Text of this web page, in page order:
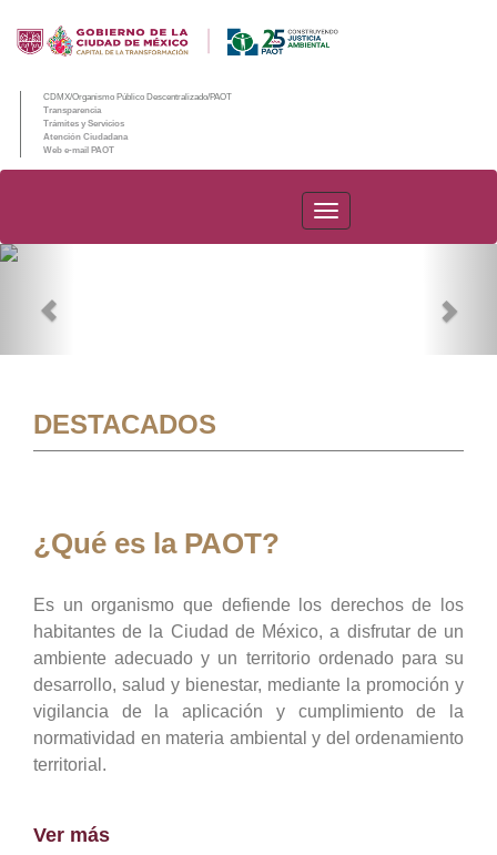
CDMX/Organismo Público Descentralizado/PAOT
Transparencia
Trámites y Servicios
Atención Ciudadana
Web e-mail PAOT
PAOT
DESTACADOS
¿Qué es la PAOT?
Es un organismo que defiende los derechos de los
habitantes de la Ciudad de México, a disfrutar de un
ambiente adecuado y un territorio ordenado para su
desarrollo, salud y bienestar, mediante la promoción y
vigilancia de la aplicación y cumplimiento de la
normatividad en materia ambiental y del ordenamiento
territorial.
Ver más